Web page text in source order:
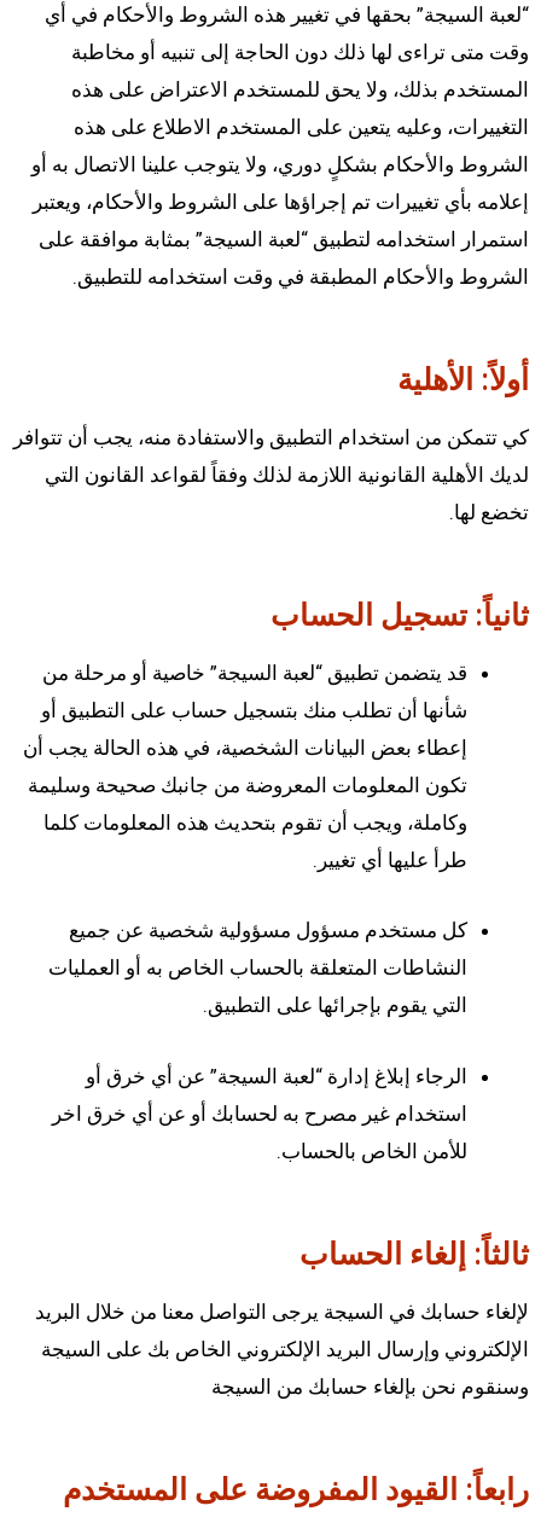
“لعبة السيجة” بحقها في تغيير هذه الشروط والأحكام في أي
وقت متى تراءى لها ذلك دون الحاجة إلى تنبيه أو مخاطبة
المستخدم بذلك، ولا يحق للمستخدم الاعتراض على هذه
التغييرات، وعليه يتعين على المستخدم الاطلاع على هذه
الشروط والأحكام بشكلٍ دوري، ولا يتوجب علينا الاتصال به أو
إعلامه بأي تغييرات تم إجراؤها على الشروط والأحكام، ويعتبر
استمرار استخدامه لتطبيق “لعبة السيجة” بمثابة موافقة على
الشروط والأحكام المطبقة في وقت استخدامه للتطبيق.
أولاً: الأهلية
كي تتمكن من استخدام التطبيق والاستفادة منه، يجب أن تتوافر
لديك الأهلية القانونية اللازمة لذلك وفقاً لقواعد القانون التي
تخضع لها.
ثانياً: تسجيل الحساب
قد يتضمن تطبيق “لعبة السيجة” خاصية أو مرحلة من
شأنها أن تطلب منك بتسجيل حساب على التطبيق أو
إعطاء بعض البيانات الشخصية، في هذه الحالة يجب أن
تكون المعلومات المعروضة من جانبك صحيحة وسليمة
وكاملة، ويجب أن تقوم بتحديث هذه المعلومات كلما
طرأ عليها أي تغيير.
كل مستخدم مسؤول مسؤولية شخصية عن جميع
النشاطات المتعلقة بالحساب الخاص به أو العمليات
التي يقوم بإجرائها على التطبيق.
الرجاء إبلاغ إدارة “لعبة السيجة” عن أي خرق أو
استخدام غير مصرح به لحسابك أو عن أي خرق اخر
للأمن الخاص بالحساب.
ثالثاً: إلغاء الحساب
لإلغاء حسابك في السيجة يرجى التواصل معنا من خلال البريد
الإلكتروني وإرسال البريد الإلكتروني الخاص بك على السيجة
وسنقوم نحن بإلغاء حسابك من السيجة
رابعاً: القيود المفروضة على المستخدم